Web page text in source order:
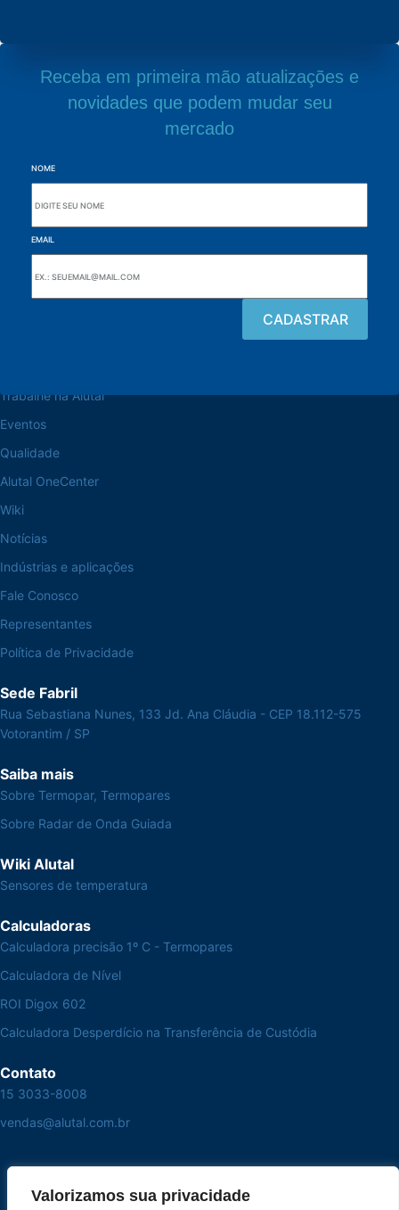
Valorizamos sua privacidade
Receba em primeira mão atualizações e
novidades que podem mudar seu
mercado
NOME
EMAIL
Trabalhe na Alutal
Eventos
Qualidade
Alutal OneCenter
Wiki
Notícias
Indústrias e aplicações
Fale Conosco
Representantes
Política de Privacidade
Sede Fabril
Rua Sebastiana Nunes, 133 Jd. Ana Cláudia - CEP 18.112-575
Votorantim / SP
Saiba mais
Sobre Termopar, Termopares
Sobre Radar de Onda Guiada
Wiki Alutal
Sensores de temperatura
Calculadoras
Calculadora precisão 1º C - Termopares
Calculadora de Nível
ROI Digox 602
Calculadora Desperdício na Transferência de Custódia
Contato
15 3033-8008
vendas@alutal.com.br